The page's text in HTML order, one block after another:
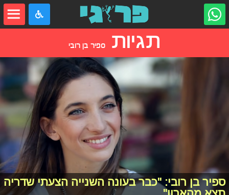
תגיות ספיר בן רובי
ספיר בן רובי: "כבר בעונה השנייה הצעתי שדריה